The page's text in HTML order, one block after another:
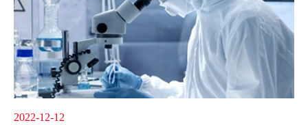
2022-12-12